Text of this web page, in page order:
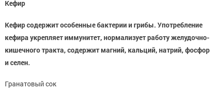
Кефир
Кефир содержит особенные бактерии и грибы. Употребление
кефира укрепляет иммунитет, нормализует работу желудочно-
кишечного тракта, содержит магний, кальций, натрий, фосфор
и селен.
Гранатовый сок